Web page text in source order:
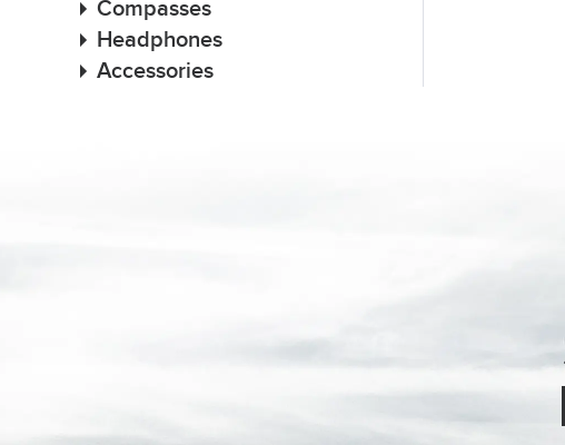
Compasses
Headphones
Accessories